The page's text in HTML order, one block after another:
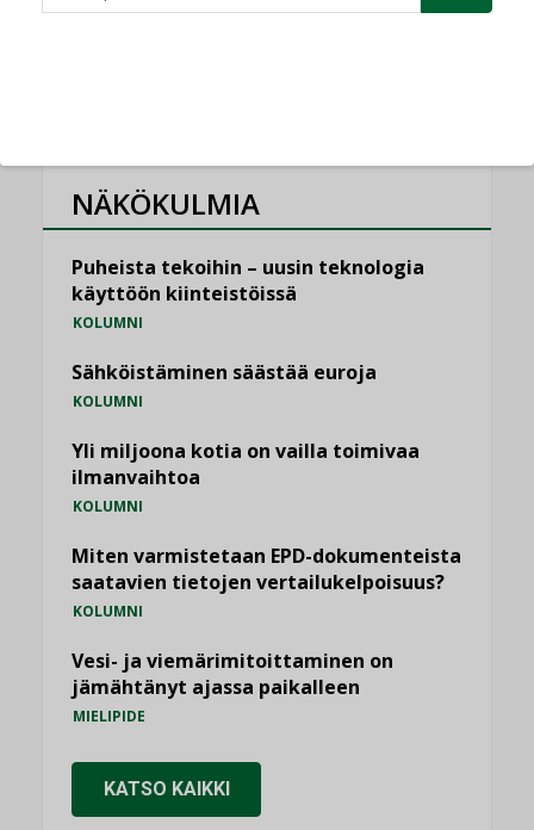
NÄKÖKULMIA
Puheista tekoihin – uusin teknologia
käyttöön kiinteistöissä
KOLUMNI
Sähköistäminen säästää euroja
KOLUMNI
Yli miljoona kotia on vailla toimivaa
ilmanvaihtoa
KOLUMNI
Miten varmistetaan EPD-dokumenteista
saatavien tietojen vertailukelpoisuus?
KOLUMNI
Vesi- ja viemärimitoittaminen on
jämähtänyt ajassa paikalleen
MIELIPIDE
KATSO KAIKKI